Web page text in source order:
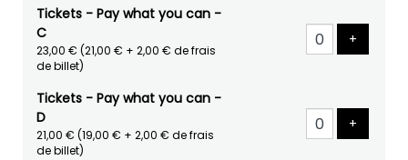
Tickets - Pay what you can -
C
23,00 € (21,00 € + 2,00 € de frais
de billet)
+
Tickets - Pay what you can -
D
21,00 € (19,00 € + 2,00 € de frais
de billet)
+